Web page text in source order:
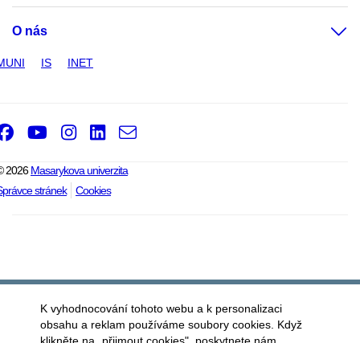
O nás
IS INET
2026Masarykova univerzita
stránek
Cookies
Facebook
Youtube
Instagram
LinkedIn
e-
K vyhodnocování tohoto webu a k personalizaci
obsahu a reklam používáme soubory cookies. Když